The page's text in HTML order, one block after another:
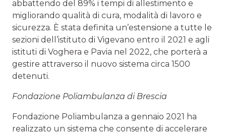
abbattendo del 89% i tempi di allestimento e
migliorando qualità di cura, modalità di lavoro e
sicurezza. È stata definita un’estensione a tutte le
sezioni dell’istituto di Vigevano entro il 2021 e agli
istituti di Voghera e Pavia nel 2022, che porterà a
gestire attraverso il nuovo sistema circa 1500
detenuti.
Fondazione Poliambulanza di Brescia
Fondazione Poliambulanza a gennaio 2021 ha
realizzato un sistema che consente di accelerare